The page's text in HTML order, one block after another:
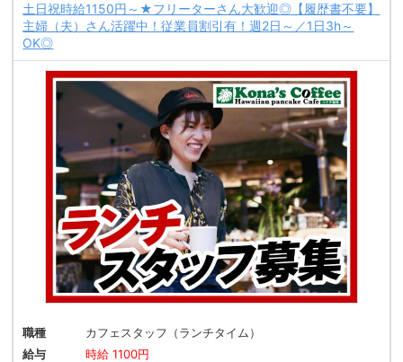
土日祝時給1150円～★フリーターさん大歓迎◎【履歴書不要】
主婦（夫）さん活躍中！従業員割引有！週2日～／1日3h～
OK◎
職種
カフェスタッフ（ランチタイム）
給与
時給 1100円